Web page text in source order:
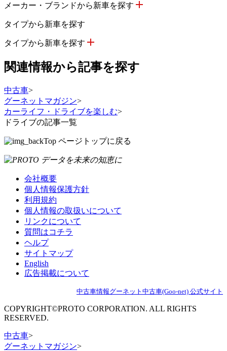
メーカー・ブランドから新車を探す
タイプから新車を探す
タイプから新車を探す
関連情報から記事を探す
中古車>
グーネットマガジン>
カーライフ・ドライブを楽しむ>
ドライブの記事一覧
ページトップに戻る
会社概要
個人情報保護方針
利用規約
個人情報の取扱いについて
リンクについて
質問はコチラ
ヘルプ
サイトマップ
English
広告掲載について
中古車情報グーネット中古車(Goo-net) 公式サイト
COPYRIGHT©PROTO CORPORATION. ALL RIGHTS
RESERVED.
中古車>
グーネットマガジン>